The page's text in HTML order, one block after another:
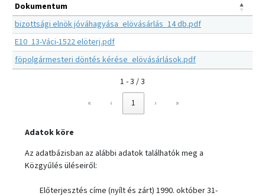
Dokumentum
bizottsági elnök jóváhagyása_elövásárlás_14 db.pdf
E10_13-Váci-1522 elöterj.pdf
föpolgármesteri döntés kérése_elövásárlások.pdf
1 - 3 / 3
«
‹ 1 › »
Adatok köre
Az adatbázisban az alábbi adatok találhatók meg a
Közgyűlés üléseiről:
Előterjesztés címe (nyílt és zárt) 1990. október 31-